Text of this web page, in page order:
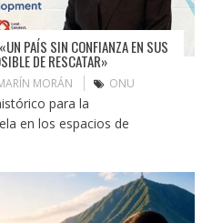
PAÍS SIN CONFIANZA EN SUS
DE RESCATAR»
MORÁN ONU
para la
en los espacios de